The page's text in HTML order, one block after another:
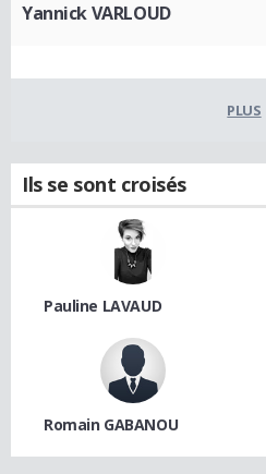
Yannick VARLOUD
PLUS
Ils se sont croisés
Pauline LAVAUD
Romain GABANOU